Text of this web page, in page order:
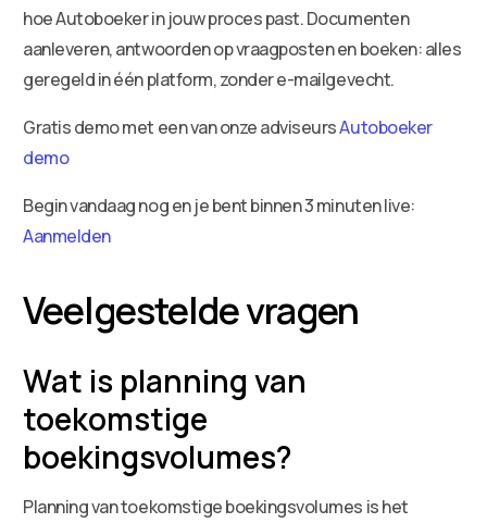
hoe Autoboeker in jouw proces past. Documenten
aanleveren, antwoorden op vraagposten en boeken: alles
geregeld in één platform, zonder e-mailgevecht.
Gratis demo met een van onze adviseursAutoboeker
demo
Begin vandaag nog en je bent binnen 3 minuten live:
Aanmelden
Veelgestelde vragen
Wat is planning van
toekomstige
boekingsvolumes?
Planning van toekomstige boekingsvolumes is het